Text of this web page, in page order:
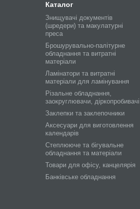
Каталог
Знищувачі документів
(шредери) та макулатурні
преса
Брошурувально-палітурне
обладнання та витратні
матеріали
Ламінатори та витратні
матеріали для ламінування
Різальне обладнання,
заокруглювачи, діркопробивачі
Заклепки та заклепочники
Аксесуари для виготовлення
календарів
Степлююче та бігувальне
обладнання та матеріали
Товари для офісу, канцелярія
Банківське обладнання